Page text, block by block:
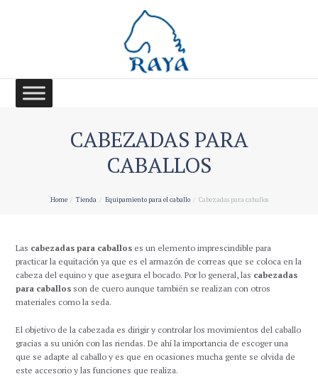
CABEZADAS PARA
CABALLOS
Home Tienda Equipamiento para el caballo Cabezadas para caballos
Las cabezadas para caballos es un elemento imprescindible para
practicar la equitación ya que es el armazón de correas que se coloca en la
cabeza del equino y que asegura el bocado. Por lo general, las cabezadas
para caballos son de cuero aunque también se realizan con otros
materiales como la seda.
El objetivo de la cabezada es dirigir y controlar los movimientos del caballo
gracias a su unión con las riendas. De ahí la importancia de escoger una
que se adapte al caballo y es que en ocasiones mucha gente se olvida de
este accesorio y las funciones que realiza.